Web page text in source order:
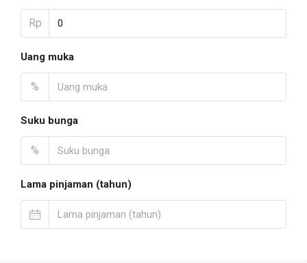
Rp
Uang muka
%
Suku bunga
%
Lama pinjaman (tahun)